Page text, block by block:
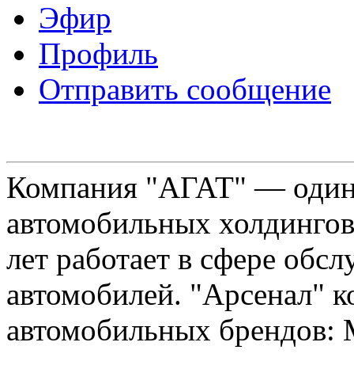
Эфир
Профиль
Отправить сообщение
Компания "АГАТ" —
автомобильных
лет работает в сфере
автомобилей. "Арсенал"
автомобильных